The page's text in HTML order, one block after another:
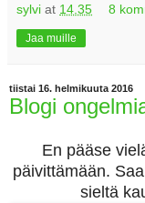
sylvi at 14.35 8
Jaa muille
tiistai 16. helmikuuta 2016
Blogi
En pääse
päivittämään.
sieltä